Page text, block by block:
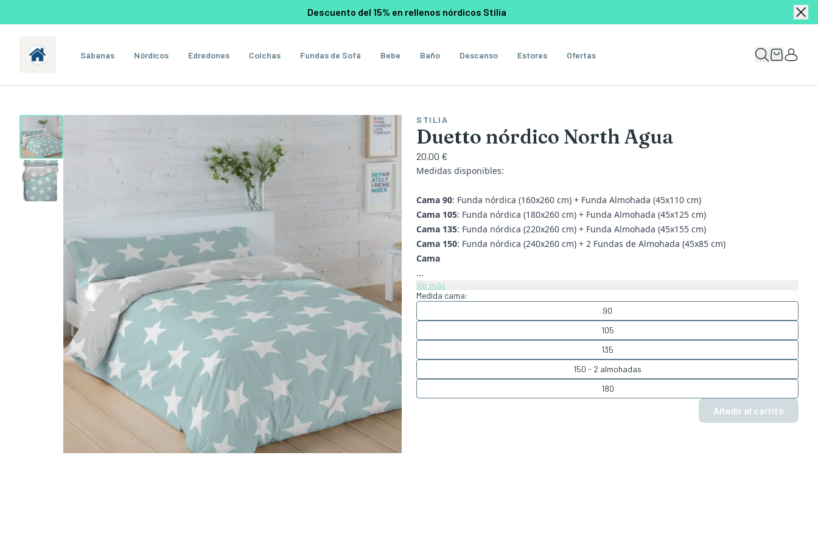
Descuento del 15% en rellenos nórdicos Stilia
Sábanas Nórdicos Edredones Colchas Fundas de Sofá Bebe Baño Descanso Estores Ofertas
STILIA
Duetto nórdico North Agua
20,00 €
Medidas disponibles:
Cama 90: Funda nórdica (160x260 cm) + Funda Almohada (45x110 cm)
Cama 105: Funda nórdica (180x260 cm) + Funda Almohada (45x125 cm)
Cama 135: Funda nórdica (220x260 cm) + Funda Almohada (45x155 cm)
Cama 150: Funda nórdica (240x260 cm) + 2 Fundas de Almohada (45x85 cm)
Cama
...
Ver más
Medida cama:
90
105
135
150 - 2 almohadas
180
Añadir al carrito